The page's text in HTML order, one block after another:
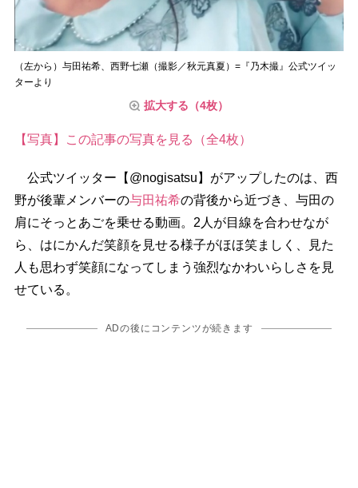
（左から）与田祐希、西野七瀬（撮影／秋元真夏）=『乃木撮』公式ツイッ
ターより
拡大する（4枚）
【写真】この記事の写真を見る（全4枚）
公式ツイッター【@nogisatsu】がアップしたのは、西
野が後輩メンバーの与田祐希の背後から近づき、与田の
肩にそっとあごを乗せる動画。2人が目線を合わせなが
ら、はにかんだ笑顔を見せる様子がほほ笑ましく、見た
人も思わず笑顔になってしまう強烈なかわいらしさを見
せている。
ADの後にコンテンツが続きます